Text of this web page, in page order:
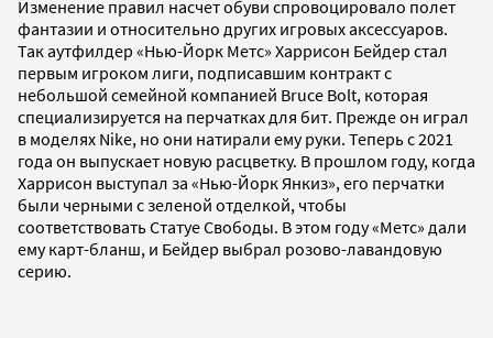
Изменение правил насчет обуви спровоцировало полет
фантазии и относительно других игровых аксессуаров.
Так аутфилдер «Нью-Йорк Метс» Харрисон Бейдер стал
первым игроком лиги, подписавшим контракт с
небольшой семейной компанией Bruce Bolt, которая
специализируется на перчатках для бит. Прежде он играл
в моделях Nike, но они натирали ему руки. Теперь с 2021
года он выпускает новую расцветку. В прошлом году, когда
Харрисон выступал за «Нью-Йорк Янкиз», его перчатки
были черными с зеленой отделкой, чтобы
соответствовать Статуе Свободы. В этом году «Метс» дали
ему карт-бланш, и Бейдер выбрал розово-лавандовую
серию.